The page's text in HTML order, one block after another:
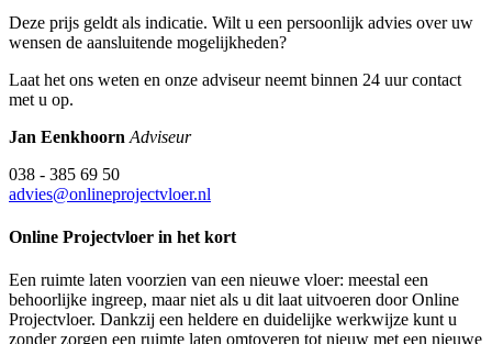
Deze prijs geldt als indicatie. Wilt u een persoonlijk advies over uw
wensen de aansluitende mogelijkheden?
Laat het ons weten en onze adviseur neemt binnen 24 uur contact
met u op.
Jan Eenkhoorn Adviseur
038 - 385 69 50
advies@onlineprojectvloer.nl
Online Projectvloer in het kort
Een ruimte laten voorzien van een nieuwe vloer: meestal een
behoorlijke ingreep, maar niet als u dit laat uitvoeren door Online
Projectvloer. Dankzij een heldere en duidelijke werkwijze kunt u
zonder zorgen een ruimte laten omtoveren tot nieuw met een nieuwe